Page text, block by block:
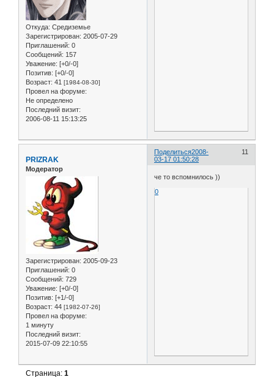
Откуда: Средиземье
Зарегистрирован: 2005-07-29
Приглашений: 0
Сообщений: 157
Уважение: [+0/-0]
Позитив: [+0/-0]
Возраст: 41 [1984-08-30]
Провел на форуме:
Не определено
Последний визит:
2006-08-11 15:13:25
Поделиться 11
2008-
03-17 01:50:28
PRIZRAK
Модератор
Зарегистрирован: 2005-09-23
Приглашений: 0
Сообщений: 729
Уважение: [+0/-0]
Позитив: [+1/-0]
Возраст: 44 [1982-07-26]
Провел на форуме:
1 минуту
Последний визит:
2015-07-09 22:10:55
че то вспомнилось ))
0
Страница:1